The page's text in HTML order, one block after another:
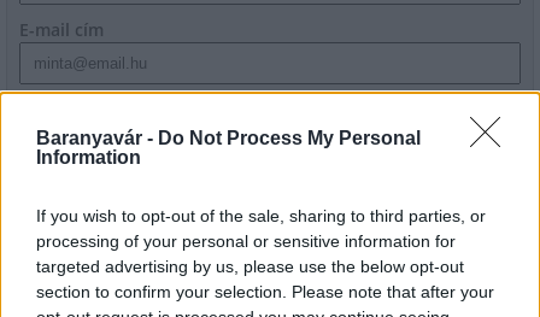
Baranyavár - Do Not Process My Personal
Information
If you wish to opt-out of the sale, sharing to third parties, or
processing of your personal or sensitive information for
targeted advertising by us, please use the below opt-out
section to confirm your selection. Please note that after your
E-mail cím
szabályzatot!
HÍRDETÉS